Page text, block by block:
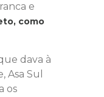
e
como
dava à
Asa Sul
os